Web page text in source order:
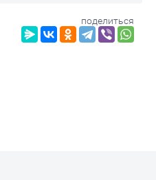
поделиться